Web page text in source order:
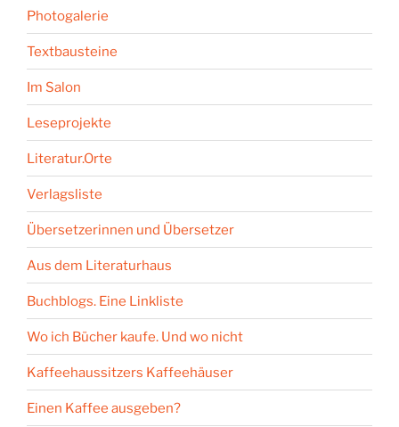
Photogalerie
Textbausteine
Im Salon
Leseprojekte
Literatur.Orte
Verlagsliste
Übersetzerinnen und Übersetzer
Aus dem Literaturhaus
Buchblogs. Eine Linkliste
Wo ich Bücher kaufe. Und wo nicht
Kaffeehaussitzers Kaffeehäuser
Einen Kaffee ausgeben?